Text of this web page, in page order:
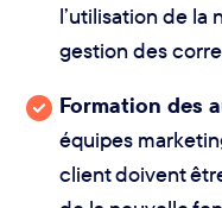
l’utilisation de la
gestion des
Formation des
équipes
client doivent